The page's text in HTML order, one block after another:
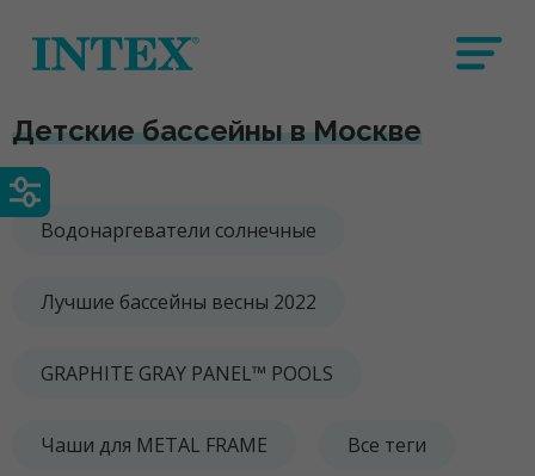
Детские бассейны в Москве
Водонаргеватели солнечные
Лучшие бассейны весны 2022
GRAPHITE GRAY PANEL™ POOLS
Чаши для METAL FRAME Все теги